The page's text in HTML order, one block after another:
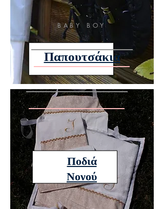
BABY BOY
Παπουτσάκια
Ποδιά
Νονού
BABY BOY